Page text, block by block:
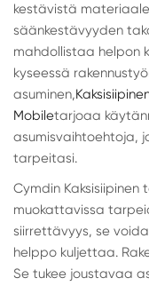
kestävistä
säänkestävyyden
mahdollistaa helpon
kyseessä
asuminen,
Mobiletarjoaa
asumisvaihtoehtoja,
tarpeitasi.
Cymdin
muokattavissa
siirrettävyys, se
helppo kuljettaa.
Se tukee joustavaa